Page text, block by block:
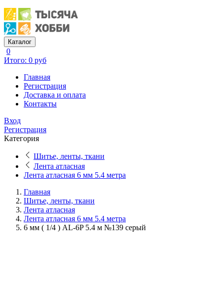
Каталог
0
Итого: 0 руб
Главная
Регистрация
Доставка и оплата
Контакты
Вход
Регистрация
Категория
Шитье, ленты, ткани
Лента атласная
Лента атласная 6 мм 5.4 метра
Главная
Шитье, ленты, ткани
Лента атласная
Лента атласная 6 мм 5.4 метра
6 мм ( 1/4 ) AL-6P 5.4 м №139 серый